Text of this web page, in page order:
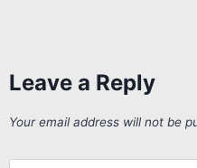
Leave a Reply
Your email address will not be